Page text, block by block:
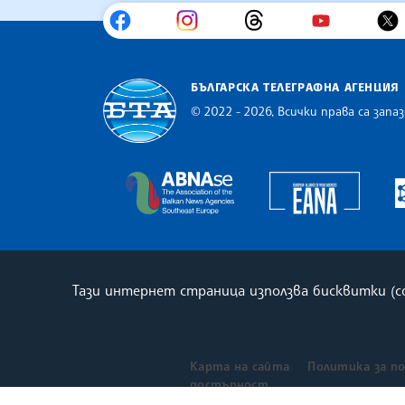
БЪЛГАРСКА ТЕЛЕГРАФНА АГЕНЦИЯ
© 2022 - 2026, Всички права са
The Assocoation of the
Карта на сайта
Политика за
достъпност
Тази интернет страница използва бисквитки